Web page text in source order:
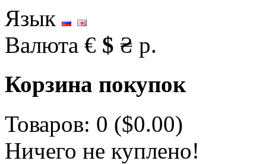
Язык
Валюта € $ ₴ р.
Корзина покупок
Товаров: 0 ($0.00)
Ничего не куплено!